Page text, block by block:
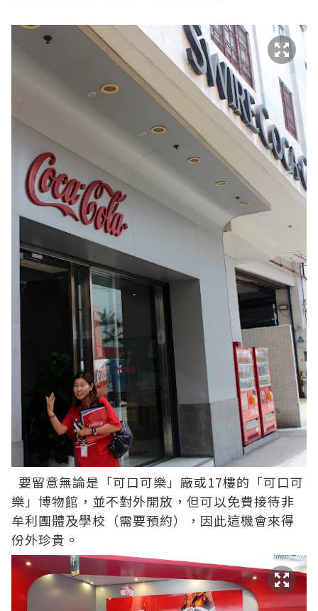
要留意無論是「可口可樂」廠或17樓的「可口可
樂」博物館，並不對外開放，但可以免費接待非
牟利團體及學校（需要預約），因此這機會來得
份外珍貴。